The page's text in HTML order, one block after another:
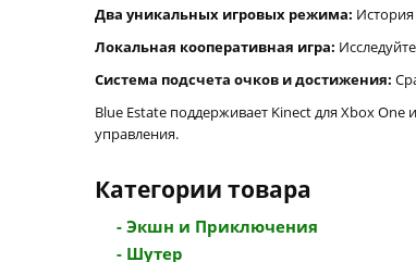
Два уникальных игровых режима:
Локальная кооперативная игра:
Система подсчета очков и достижения:
Blue Estate поддерживает Kinect для Xbox One
управления.
Категории товара
- Экшн и Приключения
- Шутер